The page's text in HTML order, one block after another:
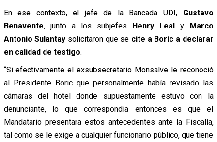
En ese contexto, el jefe de la Bancada UDI,Gustavo
Benavente, junto a los subjefes Henry Leal y Marco
Antonio Sulantay solicitaron que se cite a Boric a declarar
en calidad de testigo.
“Si efectivamente el exsubsecretario Monsalve le reconoció
al Presidente Boric que personalmente había revisado las
cámaras del hotel donde supuestamente estuvo con la
denunciante, lo que correspondía entonces es que el
Mandatario presentara estos antecedentes ante la Fiscalía,
tal como se le exige a cualquier funcionario público, que tiene